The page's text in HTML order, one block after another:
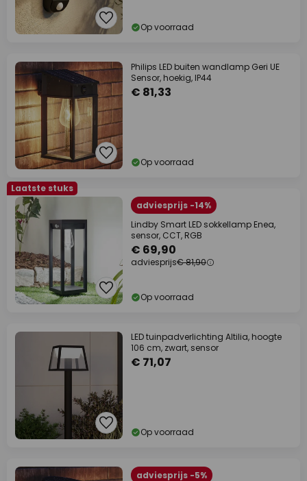
Op voorraad
Philips LED buiten wandlamp Geri UE
Sensor, hoekig, IP44
€ 81,33
Op voorraad
Laatste stuks
adviesprijs -14%
Lindby Smart LED sokkellamp Enea,
sensor, CCT, RGB
€ 69,90
adviesprijs€ 81,90
Op voorraad
LED tuinpadverlichting Altilia, hoogte
106 cm, zwart, sensor
€ 71,07
Op voorraad
adviesprijs -5%